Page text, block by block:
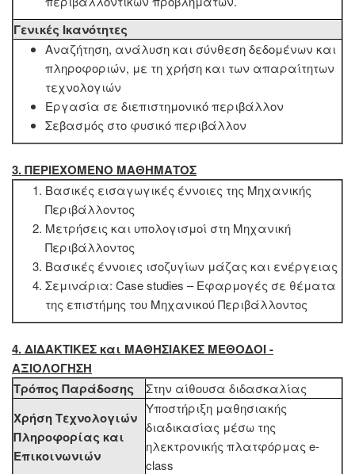
Γενικές Ικανότητες
Αναζήτηση, ανάλυση και σύνθεση δεδομένων και
πληροφοριών, με τη χρήση και των απαραίτητων
τεχνολογιών
Εργασία σε διεπιστημονικό περιβάλλον
Σεβασμός στο φυσικό περιβάλλον
3. ΠΕΡΙΕΧΟΜΕΝΟ ΜΑΘΗΜΑΤΟΣ
Βασικές εισαγωγικές έννοιες της Μηχανικής
Περιβάλλοντος
Μετρήσεις και υπολογισμοί στη Μηχανική
Περιβάλλοντος
Βασικές έννοιες ισοζυγίων μάζας και ενέργειας
Σεμινάρια: Case studies – Εφαρμογές σε θέματα
της επιστήμης του Μηχανικού Περιβάλλοντος
4. ΔΙΔΑΚΤΙΚΕΣ και ΜΑΘΗΣΙΑΚΕΣ ΜΕΘΟΔΟΙ -
ΑΞΙΟΛΟΓΗΣΗ
Τρόπος Παράδοσης
Στην αίθουσα διδασκαλίας
Χρήση Τεχνολογιών
Πληροφορίας και
Επικοινωνιών
Υποστήριξη μαθησιακής
διαδικασίας μέσω της
ηλεκτρονικής πλατφόρμας e-
class